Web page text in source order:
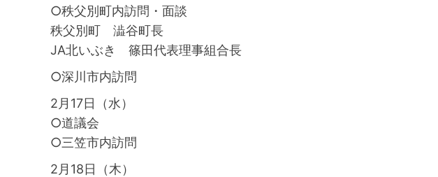
○秩父別町内訪問・面談
秩父別町 澁谷町長
JA北いぶき 篠田代表理事組合長
○深川市内訪問
2月17日（水）
○道議会
○三笠市内訪問
2月18日（木）